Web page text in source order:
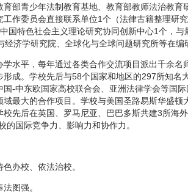
部青少年法制教育基地、教育部教师法治教
作委员会直接联系单位1个（法律古籍整理研
国特色社会主义理论研究协同创新中心1个，
济学研究院、全球化与全球问题研究所等在编
水平，每年通过各类合作交流项目派出千余
成。学校先后与58个国家和地区的297所知名
-中东欧国家高校联合会、亚洲法律学会等国
最大的合作项目。学校与美国圣路易斯华盛顿
先后在英国、罗马尼亚、巴巴多斯共建3所海
国际竞争力、影响力和协作力。
办校、依法治校。
图强。